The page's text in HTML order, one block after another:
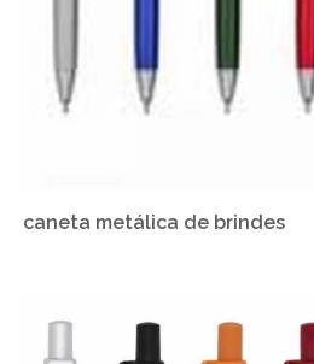
caneta metálica de brindes